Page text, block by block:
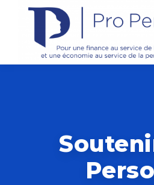
Panneau de gestion des cookies